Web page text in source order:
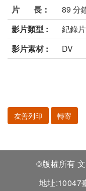
片 長：
89 分
影片類型 :
紀錄片
影片素材 :
DV
友善列印 轉寄
©版權所有
地址:10047